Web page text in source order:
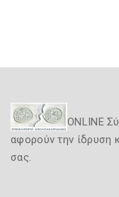
ONLINE
αφορούν την ίδρυση
σας.